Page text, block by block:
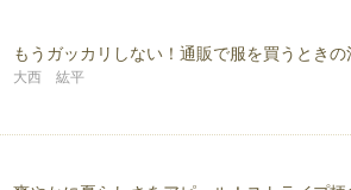
https://twitter.com/gu_pan_news
もうガッカリしない！通販で服を買うときの
大西 紘平